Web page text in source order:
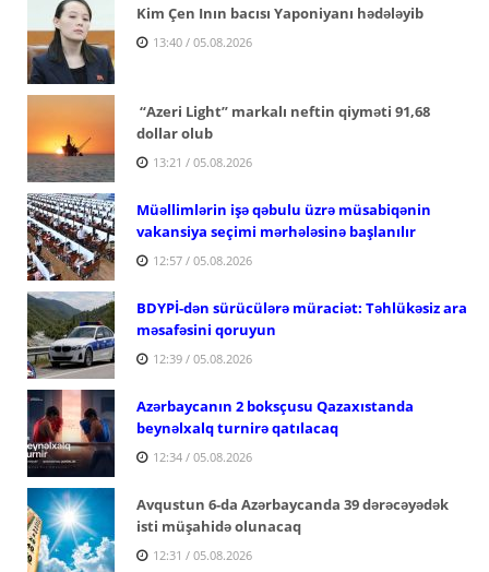
Kim Çen Inın bacısı Yaponiyanı hədələyib
13:40 / 05.08.2026
“Azeri Light” markalı neftin qiyməti 91,68
dollar olub
13:21 / 05.08.2026
Müəllimlərin işə qəbulu üzrə müsabiqənin
vakansiya seçimi mərhələsinə başlanılır
12:57 / 05.08.2026
BDYPİ-dən sürücülərə müraciət: Təhlükəsiz ara
məsafəsini qoruyun
12:39 / 05.08.2026
Azərbaycanın 2 boksçusu Qazaxıstanda
beynəlxalq turnirə qatılacaq
12:34 / 05.08.2026
Avqustun 6-da Azərbaycanda 39 dərəcəyədək
isti müşahidə olunacaq
12:31 / 05.08.2026